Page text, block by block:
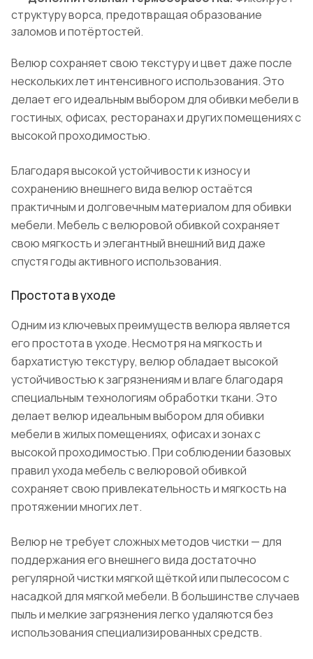
структуру ворса, предотвращая образование
заломов и потёртостей.
Велюр сохраняет свою текстуру и цвет даже после
нескольких лет интенсивного использования. Это
делает его идеальным выбором для обивки мебели в
гостиных, офисах, ресторанах и других помещениях с
высокой проходимостью.
Благодаря высокой устойчивости к износу и
сохранению внешнего вида велюр остаётся
практичным и долговечным материалом для обивки
мебели. Мебель с велюровой обивкой сохраняет
свою мягкость и элегантный внешний вид даже
спустя годы активного использования.
Простота в уходе
Одним из ключевых преимуществ велюра является
его простота в уходе. Несмотря на мягкость и
бархатистую текстуру, велюр обладает высокой
устойчивостью к загрязнениям и влаге благодаря
специальным технологиям обработки ткани. Это
делает велюр идеальным выбором для обивки
мебели в жилых помещениях, офисах и зонах с
высокой проходимостью. При соблюдении базовых
правил ухода мебель с велюровой обивкой
сохраняет свою привлекательность и мягкость на
протяжении многих лет.
Велюр не требует сложных методов чистки — для
поддержания его внешнего вида достаточно
регулярной чистки мягкой щёткой или пылесосом с
насадкой для мягкой мебели. В большинстве случаев
пыль и мелкие загрязнения легко удаляются без
использования специализированных средств.